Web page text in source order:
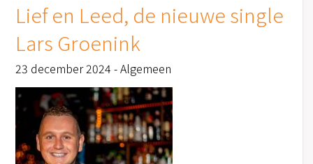
Lief en Leed, de nieuwe single
Lars Groenink
23 december 2024 -Algemeen